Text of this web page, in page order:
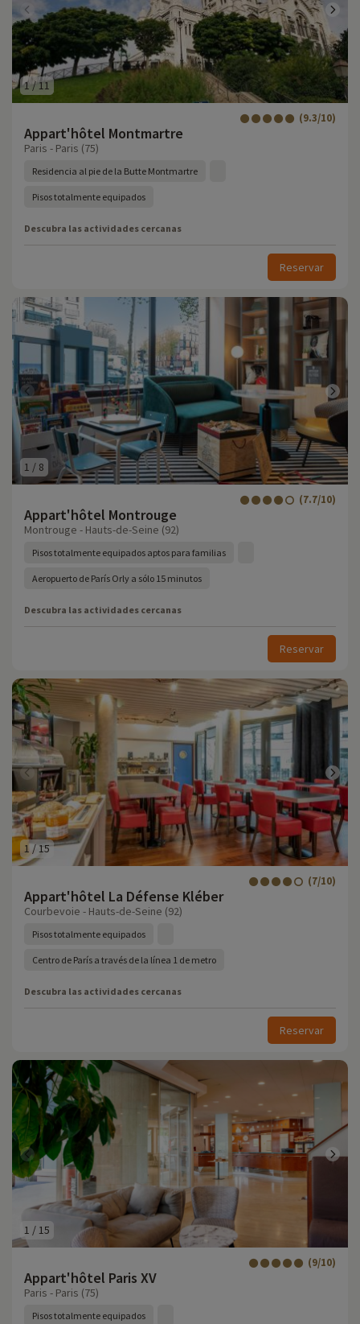
1/11
Appart'hôtel Montmartre
(9.3/10)
Paris - Paris (75)
Residencia al pie de la Butte Montmartre
Pisos totalmente equipados
Descubra las actividades cercanas
Reservar
1 / 8
Appart'hôtel Montrouge
(7.7/10)
Montrouge - Hauts-de-Seine (92)
Pisos totalmente equipados aptos para familias
Aeropuerto de París Orly a sólo 15 minutos
Descubra las actividades cercanas
Reservar
1/15
Appart'hôtel La Défense Kléber
(7/10)
Courbevoie - Hauts-de-Seine (92)
Pisos totalmente equipados
Centro de París a través de la línea 1 de metro
Descubra las actividades cercanas
Reservar
1 / 15
Appart'hôtel Paris XV
(9/10)
Paris - Paris (75)
Pisos totalmente equipados